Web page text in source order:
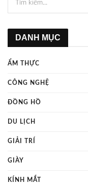
DANH MỤC
ẨM THỰC
CÔNG NGHỆ
ĐỒNG HỒ
DU LỊCH
GIẢI TRÍ
GIÀY
KÍNH MẮT